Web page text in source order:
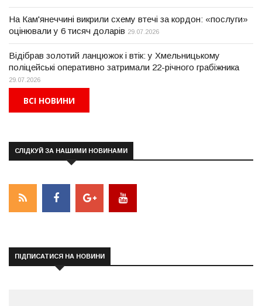
На Кам'янеччині викрили схему втечі за кордон: «послуги»
оцінювали у 6 тисяч доларів 29.07.2026
Відібрав золотий ланцюжок і втік: у Хмельницькому
поліцейські оперативно затримали 22-річного грабіжника
29.07.2026
ВСІ НОВИНИ
СЛІДКУЙ ЗА НАШИМИ НОВИНАМИ
ПІДПИСАТИСЯ НА НОВИНИ